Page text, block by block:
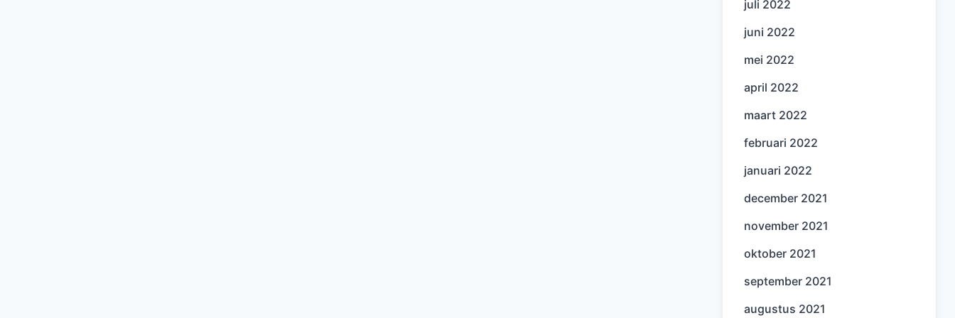
juli 2022
juni 2022
mei 2022
april 2022
maart 2022
februari 2022
januari 2022
december 2021
november 2021
oktober 2021
september 2021
augustus 2021